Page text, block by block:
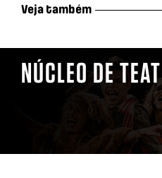
Veja também
NÚCLEO DE